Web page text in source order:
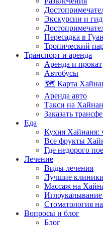
Экскурсии и
Пересадка в
Тропический
Транспорт и аренда
Аренда и прокат
Автобусы
🗺️ Карта
Аренда авто
Такси на
Заказать
Еда
Кухня Хайнаня:
Все фрукты
Где недорого
Лечение
Виды лечения
Лучшие
Массаж на
Стоматология
Вопросы и блог
Блог